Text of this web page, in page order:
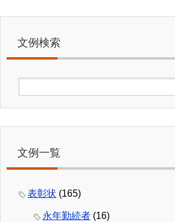
文例検索
文例一覧
表彰状 (165)
永年勤続者 (16)